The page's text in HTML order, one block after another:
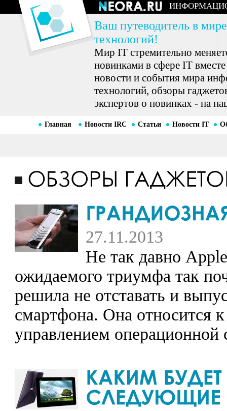
Ваш путеводитель в
технологий!
Мир IT стремительно
новинками в сфере IT
новости и события мира
технологий, обзоры
экспертов о новинках - на
Главная Новости IRC Статьи Новости IT
27.11.2013
Не так давно
ожидаемого триумфа так
решила не отставать и
смартфона. Она относится
управлением